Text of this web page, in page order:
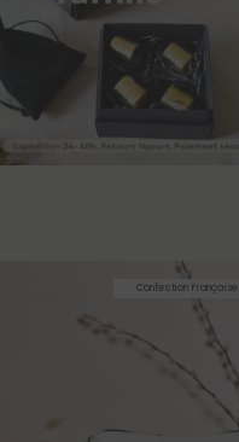
Confection Française